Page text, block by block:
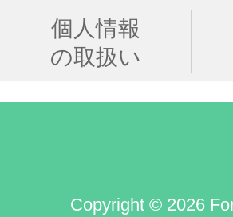
個人情報
の取扱い
Copyright © 2026